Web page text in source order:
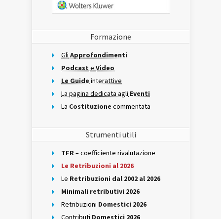
Formazione
Gli Approfondimenti
Podcast e Video
Le Guide interattive
La pagina dedicata agli Eventi
La Costituzione commentata
Strumenti utili
TFR– coefficiente rivalutazione
Le Retribuzioni al 2026
Le Retribuzioni dal 2002 al 2026
Minimali retributivi 2026
Retribuzioni Domestici 2026
Contributi Domestici 2026